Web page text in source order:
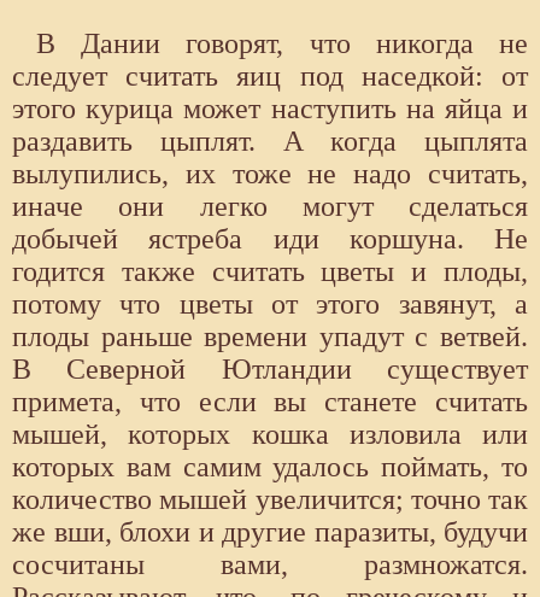
В Дании говорят, что никогда не
следует считать яиц под наседкой: от
этого курица может наступить на яйца и
раздавить цыплят. А когда цыплята
вылупились, их тоже не надо считать,
иначе они легко могут сделаться
добычей ястреба иди коршуна. Не
годится также считать цветы и плоды,
потому что цветы от этого завянут, а
плоды раньше времени упадут с ветвей.
В Северной Ютландии существует
примета, что если вы станете считать
мышей, которых кошка изловила или
которых вам самим удалось поймать, то
количество мышей увеличится; точно так
же вши, блохи и другие паразиты, будучи
сосчитаны вами, размножатся.